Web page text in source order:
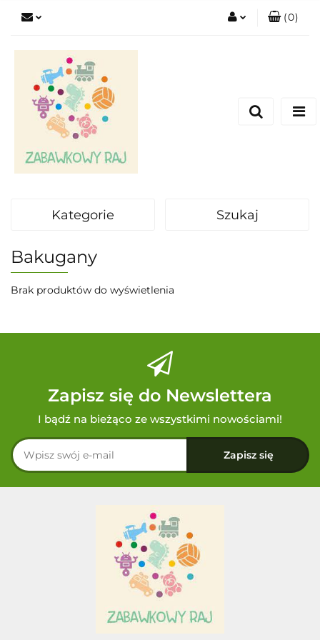
(0)
Kategorie Szukaj
Bakugany
Brak produktów do wyświetlenia
Zapisz się do Newslettera
I bądź na bieżąco ze wszystkimi nowościami!